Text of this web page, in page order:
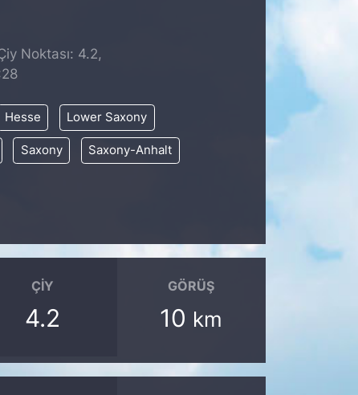
Noktası: 4.2,
Hesse Lower Saxony
Saxony Saxony-Anhalt
ÇIY
4.2
GÖRÜŞ
10 km